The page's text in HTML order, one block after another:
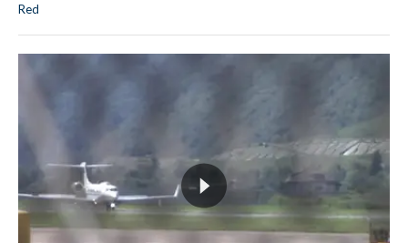
Red